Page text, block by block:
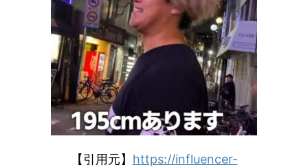
【引用元】 https://influencer-